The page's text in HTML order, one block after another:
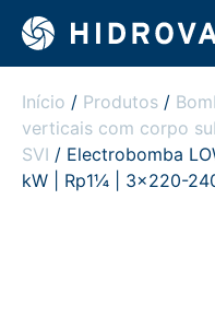
Início / Produtos /
verticais com corpo
SVI / Electrobomba
kW | Rp1¼ | 3×220-